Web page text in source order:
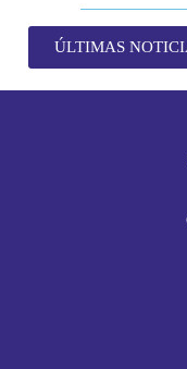
ÚLTIMAS